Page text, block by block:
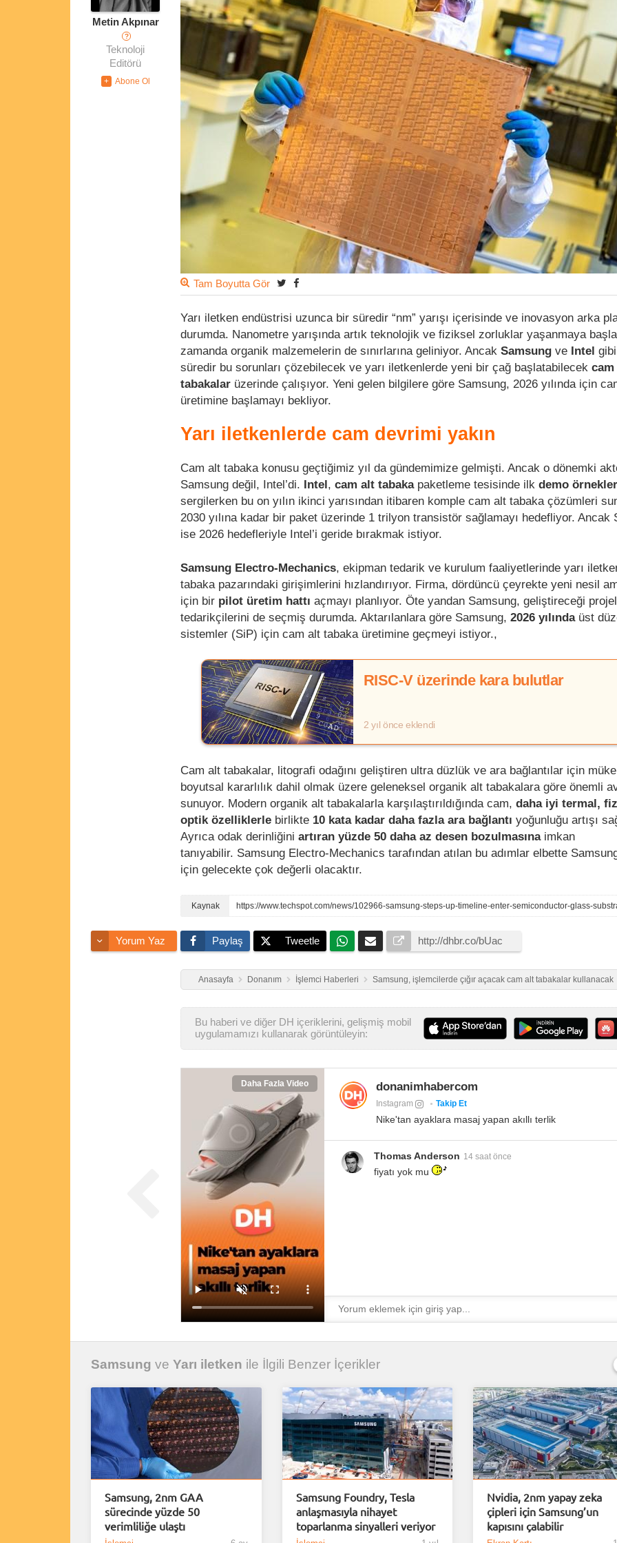
Metin Akpınar
?
Teknoloji
Editörü
Tam Boyutta Gör
Yarı iletken endüstrisi uzunca bir süredir “nm” yarışı içerisinde ve inovasyon arka
durumda. Nanometre yarışında artık teknolojik ve fiziksel zorluklar yaşanmaya
zamanda organik malzemelerin de sınırlarına geliniyor. Ancak Samsung ve Intel
süredir bu sorunları çözebilecek ve yarı iletkenlerde yeni bir çağ başlatabilecek
tabakalar üzerinde çalışıyor. Yeni gelen bilgilere göre Samsung, 2026 yılında için
üretimine başlamayı bekliyor.
Yarı iletkenlerde cam devrimi yakın
Cam alt tabaka konusu geçtiğimiz yıl da gündemimize gelmişti. Ancak o dönemki
Samsung değil, Intel’di. Intel, cam alt tabakapaketleme tesisinde ilk demo
sergilerken bu on yılın ikinci yarısından itibaren komple cam alt tabaka çözümleri
2030 yılına kadar bir paket üzerinde 1 trilyon transistör sağlamayı hedefliyor. Ancak
ise 2026 hedefleriyle Intel’i geride bırakmak istiyor.
Samsung Electro-Mechanics, ekipman tedarik ve kurulum faaliyetlerinde yarı
tabaka pazarındaki girişimlerini hızlandırıyor. Firma, dördüncü çeyrekte yeni nesil
için bir pilot üretim hattı açmayı planlıyor. Öte yandan Samsung, geliştireceği
tedarikçilerini de seçmiş durumda. Aktarılanlara göre Samsung, 2026 yılındaüst
sistemler (SiP) için cam alt tabaka üretimine geçmeyi istiyor.,
RISC-V üzerinde kara bulutlar
2 yıl önce eklendi
Cam alt tabakalar, litografi odağını geliştiren ultra düzlük ve ara bağlantılar için
boyutsal kararlılık dahil olmak üzere geleneksel organik alt tabakalara göre önemli
sunuyor. Modern organik alt tabakalarla karşılaştırıldığında cam, daha iyi termal,
optik özelliklerle birlikte 10 kata kadar daha fazla ara bağlantı yoğunluğu artışı
Ayrıca odak derinliğini artıran yüzde 50 daha az desen bozulmasınaimkan
tanıyabilir. Samsung Electro-Mechanics tarafından atılan bu adımlar elbette
için gelecekte çok değerli olacaktır.
https://www.techspot.com/news/102966-samsung-steps-up-timeline-enter-semiconductor-glass-
Yorum Yaz Paylaş Tweetle
Anasayfa Donanım İşlemci Haberleri Samsung, işlemcilerde çığır açacak cam alt tabakalar kullanacak
Bu haberi ve diğer DH içeriklerini, gelişmiş mobil
uygulamamızı kullanarak görüntüleyin:
Daha Fazla Video donanimhabercom
Instagram Takip Et
Nike'tan ayaklara masaj yapan akıllı terlik
Thomas Anderson 14 saat önce
fiyatı yok mu
Samsung ve Yarı iletken ile İlgili Benzer İçerikler
Samsung, 2nm GAA
sürecinde yüzde 50
verimliliğe ulaştı
Samsung Foundry, Tesla
anlaşmasıyla nihayet
toparlanma sinyalleri veriyor
Nvidia, 2nm yapay zeka
çipleri için Samsung’un
kapısını çalabilir